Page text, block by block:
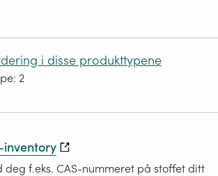
i disse produkttypene
2
inventory
deg f.eks. CAS-nummeret på stoffet ditt